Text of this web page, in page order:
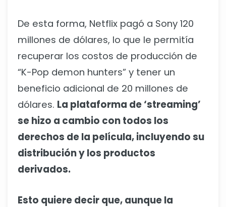
De esta forma, Netflix pagó a Sony 120
millones de dólares, lo que le permitía
recuperar los costos de producción de
“K-Pop demon hunters” y tener un
beneficio adicional de 20 millones de
dólares. La plataforma de ‘streaming’
se hizo a cambio con todos los
derechos de la película, incluyendo su
distribución y los productos
derivados.
Esto quiere decir que, aunque la